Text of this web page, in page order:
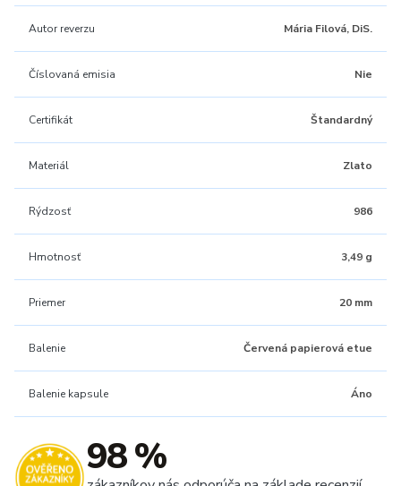
Autor reverzu Mária Filová, DiS.
Číslovaná emisia Nie
Certifikát Štandardný
Materiál Zlato
Rýdzosť 986
Hmotnosť 3,49 g
Priemer 20 mm
Balenie Červená papierová etue
Balenie kapsule Áno
98 %